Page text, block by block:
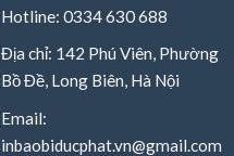
Hotline: 0334 630 688
Địa chỉ: 142 Phú Viên, Phường
Bồ Đề, Long Biên, Hà Nội
Email:
inbaobiducphat.vn@gmail.com